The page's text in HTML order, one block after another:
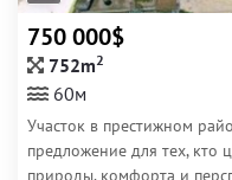
750 000$
752m2
60м
Участок в престижном
предложение для тех, кто
природы, комфорта и